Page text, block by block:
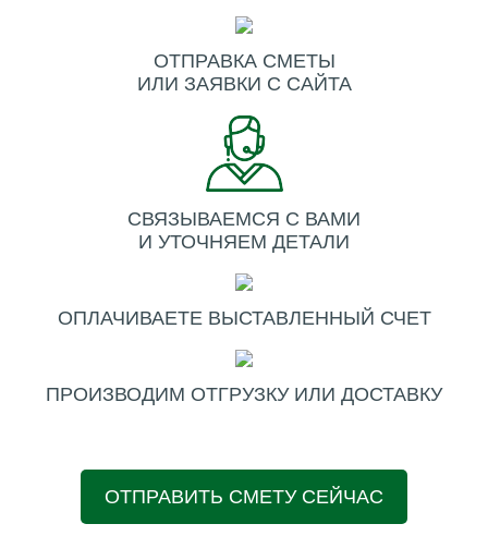
ОТПРАВКА СМЕТЫ
ИЛИ ЗАЯВКИ С САЙТА
СВЯЗЫВАЕМСЯ С ВАМИ
И УТОЧНЯЕМ ДЕТАЛИ
ОПЛАЧИВАЕТЕ ВЫСТАВЛЕННЫЙ СЧЕТ
ПРОИЗВОДИМ ОТГРУЗКУ ИЛИ ДОСТАВКУ
ОТПРАВИТЬ СМЕТУ СЕЙЧАС